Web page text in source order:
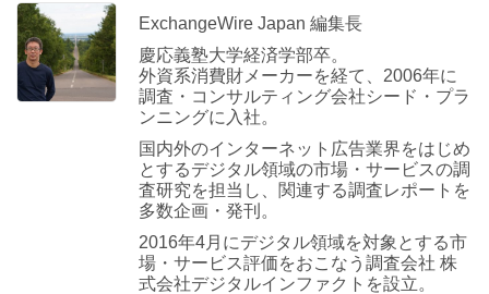
ExchangeWire Japan 編集長
慶応義塾大学経済学部卒。
外資系消費財メーカーを経て、2006年に
調査・コンサルティング会社シード・プラ
ンニングに入社。
国内外のインターネット広告業界をはじめ
とするデジタル領域の市場・サービスの調
査研究を担当し、関連する調査レポートを
多数企画・発刊。
2016年4月にデジタル領域を対象とする市
場・サービス評価をおこなう調査会社 株
式会社デジタルインファクトを設立。